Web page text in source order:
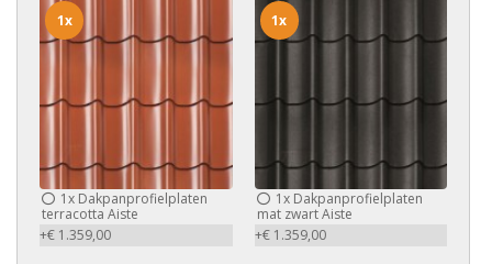
1x Dakpanprofielplaten
terracotta Aiste
+€ 1.359,00
1x
1xDakpanprofielplaten
mat zwart Aiste
+€ 1.359,00
1x